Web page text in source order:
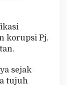
korupsi Pj.
sejak
tujuh